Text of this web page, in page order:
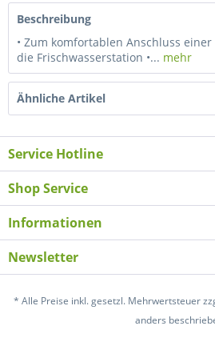
Beschreibung
• Zum komfortablen Anschluss
die Frischwasserstation •... mehr
Ähnliche Artikel
Service Hotline
Shop Service
Informationen
Newsletter
* Alle Preise inkl. gesetzl. Mehrwertsteuer
anders